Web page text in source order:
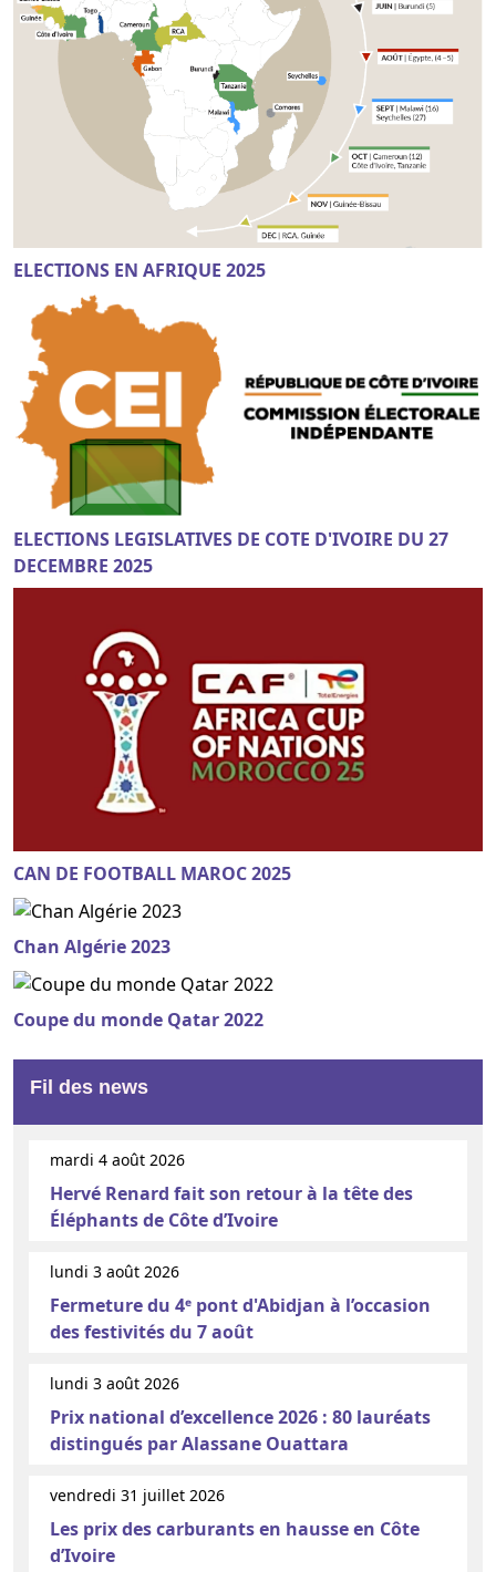
ELECTIONS EN AFRIQUE 2025
ELECTIONS LEGISLATIVES DE COTE D'IVOIRE DU 27
DECEMBRE 2025
CAN DE FOOTBALL MAROC 2025
Chan Algérie 2023
Coupe du monde Qatar 2022
Fil des news
mardi 4 août 2026
Hervé Renard fait son retour à la tête des
Éléphants de Côte d’Ivoire
lundi 3 août 2026
Fermeture du 4ᵉ pont d'Abidjan à l’occasion
des festivités du 7 août
lundi 3 août 2026
Prix national d’excellence 2026 : 80 lauréats
distingués par Alassane Ouattara
vendredi 31 juillet 2026
Les prix des carburants en hausse en Côte
d’Ivoire